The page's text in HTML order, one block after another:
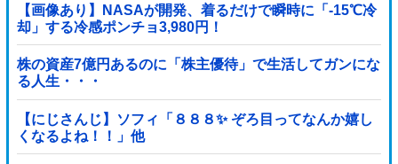
【画像あり】NASAが開発、着るだけで瞬時に「-15℃冷
却」する冷感ポンチョ3,980円！
株の資産7億円あるのに「株主優待」で生活してガンにな
る人生・・・
【にじさんじ】ソフィ「８８８✨ ぞろ目ってなんか嬉し
くなるよね！！」他